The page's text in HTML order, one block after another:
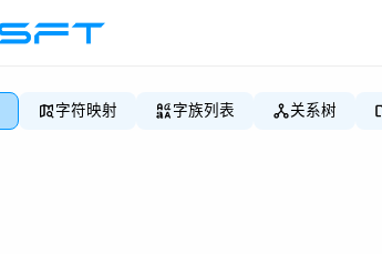
字符映射 字族列表 关系树